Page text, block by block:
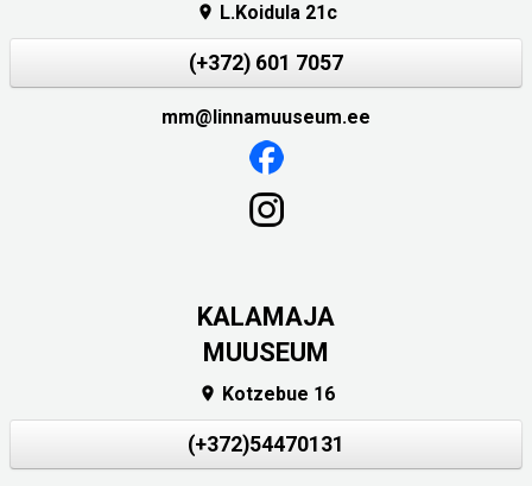
 L.Koidula 21c
(+372) 601 7057
mm@linnamuuseum.ee
KALAMAJA
MUUSEUM
 Kotzebue 16
(+372)54470131